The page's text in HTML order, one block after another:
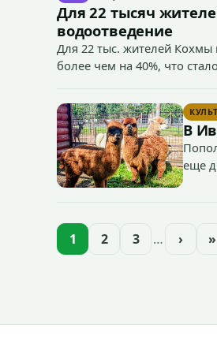
Для 22 тысяч
водоотведение
Для 22 тыс. жителей Кохмы
более чем на 40%, что
В
еще
1 2 3 … › »